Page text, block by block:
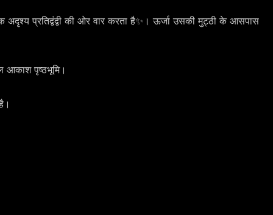
प्रतिद्वंद्वी की ओर वार करता है✨। ऊर्जा उसकी मुट्ठी के आसपास
आकाश पृष्ठभूमि।